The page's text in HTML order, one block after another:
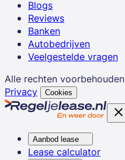
Blogs
Reviews
Banken
Autobedrijven
Veelgestelde vragen
Alle rechten voorbehouden
Privacy
Cookies
Aanbod lease
Lease calculator